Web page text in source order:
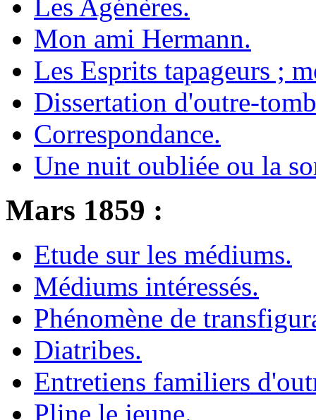
Les Agénères.
Mon ami Hermann.
Les Esprits tapageurs ;
Dissertation d'outre-
Correspondance.
Une nuit oubliée ou la
Mars 1859 :
Etude sur les médiums.
Médiums intéressés.
Phénomène de
Diatribes.
Entretiens familiers
Pline le jeune.